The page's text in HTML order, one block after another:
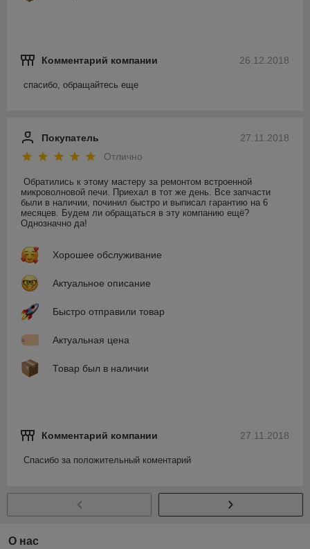
26.12.2018
Комментарий компании
спасибо, обращайтесь еще
27.11.2018
Покупатель
Отлично
Обратились к этому мастеру за ремонтом встроенной
микроволновой печи. Приехал в тот же день. Все запчасти
были в наличии, починил быстро и выписал гарантию на 6
месяцев. Будем ли обращаться в эту компанию ещё?
Однозначно да!
Хорошее обслуживание
Актуальное описание
Быстро отправили товар
Актуальная цена
Товар был в наличии
27.11.2018
Комментарий компании
Спасибо за положительный коментарий
О нас